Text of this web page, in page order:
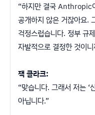
“하지만 결국 Anthropic
공개하지 않은 거잖아요.
걱정스럽습니다. 정부 규
자발적으로 결정한 것이니
잭 클라크:
“맞습니다. 그래서 저는 ‘
아닙니다.”